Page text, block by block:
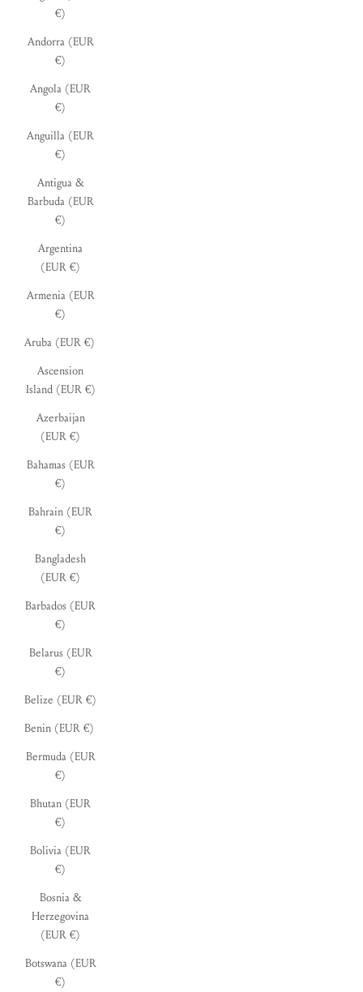
€)
Andorra (EUR
€)
Angola (EUR
€)
Anguilla (EUR
€)
Antigua &
Barbuda (EUR
€)
Argentina
(EUR €)
Armenia (EUR
€)
Aruba (EUR €)
Ascension
Island (EUR €)
Azerbaijan
(EUR €)
Bahamas (EUR
€)
Bahrain (EUR
€)
Bangladesh
(EUR €)
Barbados (EUR
€)
Belarus (EUR
€)
Belize (EUR €)
Benin (EUR €)
Bermuda (EUR
€)
Bhutan (EUR
€)
Bolivia (EUR
€)
Bosnia &
Herzegovina
(EUR €)
Botswana (EUR
€)